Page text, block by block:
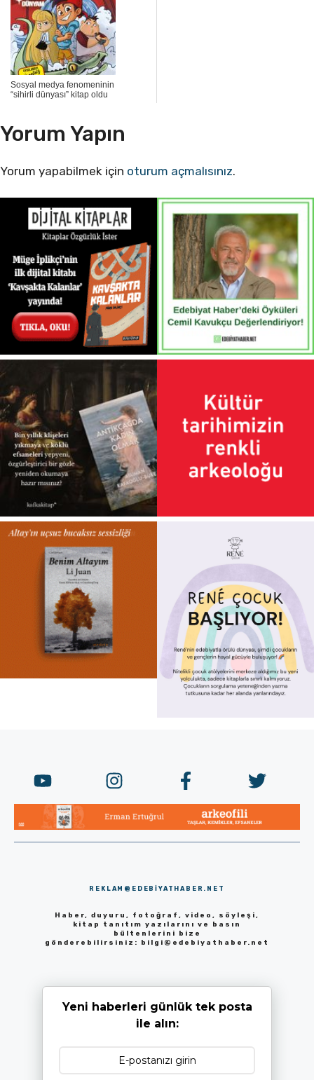
Sosyal medya fenomeninin
“sihirli dünyası” kitap oldu
Yorum Yapın
Yorum yapabilmek için oturum açmalısınız.
REKLAM@EDEBIYATHABER.NET
Haber, duyuru, fotoğraf, video, söyleşi,
kitap tanıtım yazılarını ve basın
bültenlerini bize
gönderebilirsiniz: bilgi@edebiyathaber.net
Yeni haberleri günlük tek posta
ile alın: